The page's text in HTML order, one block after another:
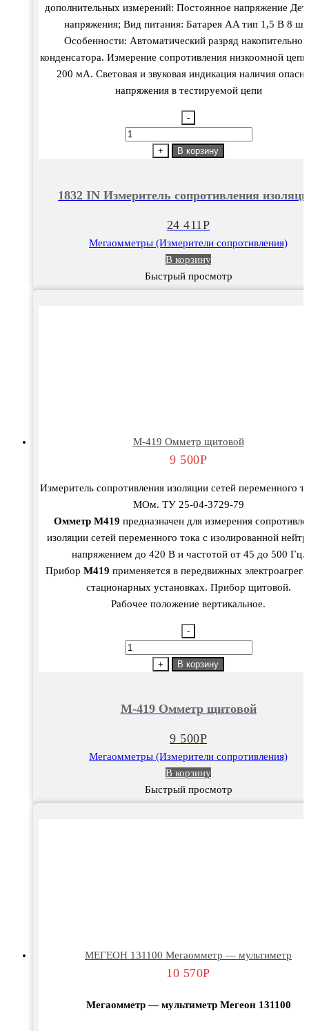
дополнительных измерений: Постоянное напряжение
напряжения; Вид питания: Батарея AA тип 1,5 В 8
Особенности: Автоматический разряд
конденсатора. Измерение сопротивления низкоомной
200 мА. Световая и звуковая индикация наличия
напряжения в тестируемой цепи
-
Количество
Измеритель
изоляции.
+ В корзину
1832 IN Измеритель сопротивления
24 411Р
Мегаомметры (Измерители сопротивления)
В корзину
Быстрый просмотр
M-419 Омметр щитовой
9 500Р
Измеритель сопротивления изоляции сетей переменного
МОм. ТУ 25-04-3729-79
Омметр М419 предназначен для измерения
изоляции сетей переменного тока с изолированной
напряжением до 420 В и частотой от 45 до 500 Гц.
Прибор М419 применяется в передвижных
стационарных установках. Прибор щитовой.
Рабочее положение вертикальное.
-
Количество
Омметр
+ В корзину
M-419 Омметр щитовой
9 500Р
Мегаомметры (Измерители сопротивления)
В корзину
Быстрый просмотр
МЕГЕОН 131100 Мегаомметр — мультиметр
10 570Р
Мегаомметр — мультиметр Мегеон 131100